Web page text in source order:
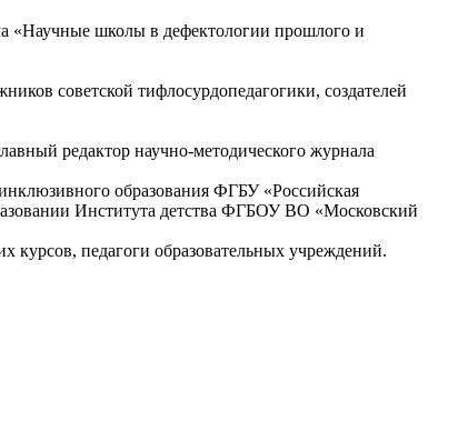
«Научные школы в дефектологии прошлого и
советской тифлосурдопедагогики, создателей
редактор научно-методического журнала
образования ФГБУ «Российская
Института детства ФГБОУ ВО «Московский
курсов, педагоги образовательных учреждений.